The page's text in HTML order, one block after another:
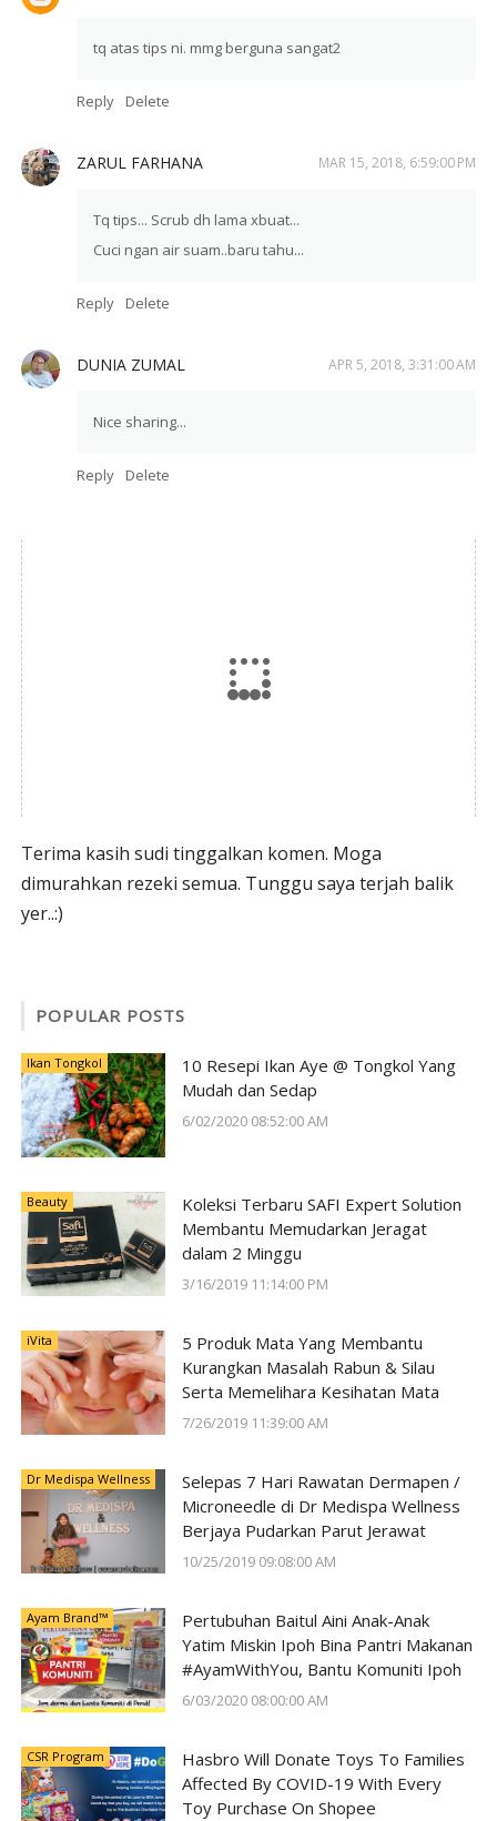
tq atas tips ni. mmg berguna sangat2
Reply Delete
ZARUL FARHANA MAR 15, 2018, 6:59:00 PM
Tq tips... Scrub dh lama xbuat...
Cuci ngan air suam..baru tahu...
Reply Delete
DUNIA ZUMAL APR 5, 2018, 3:31:00 AM
Nice sharing...
Reply Delete
Terima kasih sudi tinggalkan komen. Moga
dimurahkan rezeki semua. Tunggu saya terjah balik
yer..:)
POPULAR POSTS
Ikan Tongkol
10 Resepi Ikan Aye @ Tongkol Yang
Mudah dan Sedap
6/02/2020 08:52:00 AM
Beauty
Koleksi Terbaru SAFI Expert Solution
Membantu Memudarkan Jeragat
dalam 2 Minggu
3/16/2019 11:14:00 PM
iVita
5 Produk Mata Yang Membantu
Kurangkan Masalah Rabun & Silau
Serta Memelihara Kesihatan Mata
7/26/2019 11:39:00 AM
Dr Medispa Wellness
Selepas 7 Hari Rawatan Dermapen /
Microneedle di Dr Medispa Wellness
Berjaya Pudarkan Parut Jerawat
10/25/2019 09:08:00 AM
Ayam Brand™
Pertubuhan Baitul Aini Anak-Anak
Yatim Miskin Ipoh Bina Pantri Makanan
#AyamWithYou, Bantu Komuniti Ipoh
6/03/2020 08:00:00 AM
CSR Program
Hasbro Will Donate Toys To Families
Affected By COVID-19 With Every
Toy Purchase On Shopee